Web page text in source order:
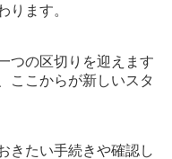
ります。
つの区切りを迎えます
ここからが新しいスタ
きたい手続きや確認し